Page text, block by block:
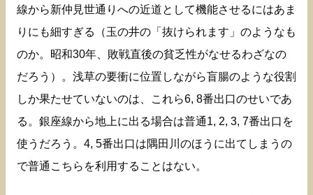
線から新仲見世通りへの近道として機能させるにはあま
りにも細すぎる（玉の井の「抜けられます」のようなも
のか。昭和30年、敗戦直後の貧乏性がなせるわざなの
だろう）。浅草の要衝に位置しながら盲腸のような役割
しか果たせていないのは、これら6, 8番出口のせいであ
る。銀座線から地上に出る場合は普通1, 2, 3, 7番出口を
使うだろう。4, 5番出口は隅田川のほうに出てしまうの
で普通こちらを利用することはない。